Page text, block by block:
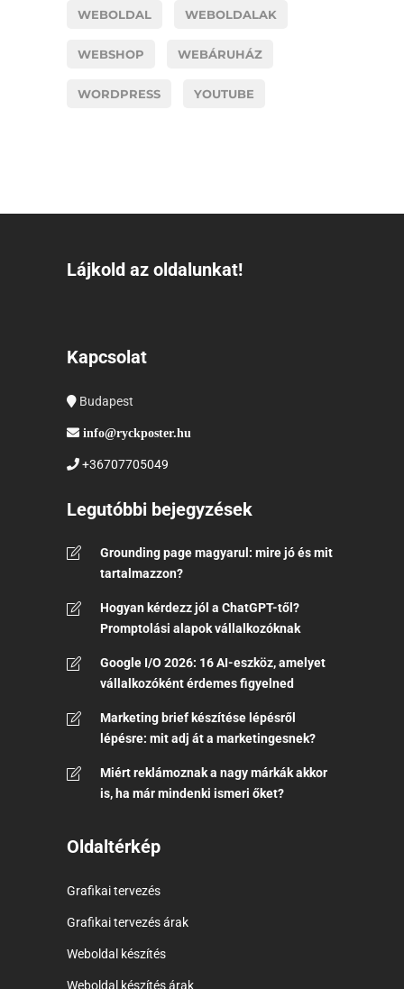
WEBOLDAL WEBOLDALAK
WEBSHOP WEBÁRUHÁZ
WORDPRESS YOUTUBE
Lájkold az oldalunkat!
Kapcsolat
Budapest
info@ryckposter.hu
+36707705049
Legutóbbi bejegyzések
Grounding page magyarul: mire jó és mit
tartalmazzon?
Hogyan kérdezz jól a ChatGPT-től?
Promptolási alapok vállalkozóknak
Google I/O 2026: 16 AI-eszköz, amelyet
vállalkozóként érdemes figyelned
Marketing brief készítése lépésről
lépésre: mit adj át a marketingesnek?
Miért reklámoznak a nagy márkák akkor
is, ha már mindenki ismeri őket?
Oldaltérkép
Grafikai tervezés
Grafikai tervezés árak
Weboldal készítés
Weboldal készítés árak